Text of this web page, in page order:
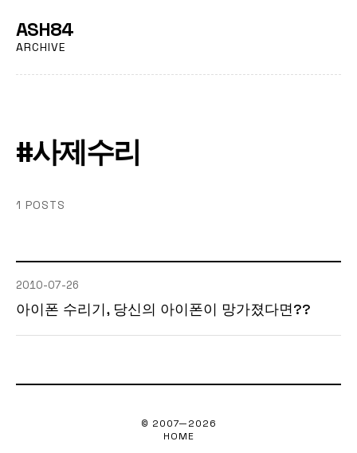
ASH84
ARCHIVE
#사제수리
1 POSTS
2010-07-26
아이폰 수리기, 당신의 아이폰이 망가졌다면??
© 2007—2026
HOME